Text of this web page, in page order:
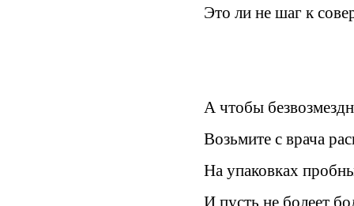
Это ли не шаг к
А чтобы
Возьмите с врача
На упаковках
И пусть не болеет